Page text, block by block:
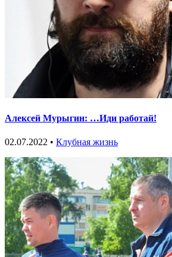
Алексей Мурыгин: …Иди работай!
02.07.2022 • Клубная жизнь